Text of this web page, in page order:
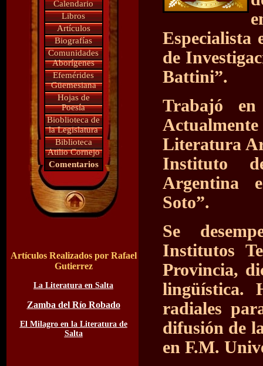
Calendario
Libros
Artículos
Biografías
Comunidades
Aborígenes
Efemérides
Güemesiana
Hojas de
Poesía
Bioblioteca de
la Legislatura
Biblioteca
Atilio Cornejo
Comentarios
Artículos Realizados por Rafael
Gutierrez
La Literatura en Salta
Zamba del Río Robado
El Milagro en la Literatura de
Salta
Especialista
de
Battini”.
Trabajó
Literatura
Instituto
Argentina
Soto”.
Se
Institutos
Provincia,
lingüística.
radiales
difusión de
en F.M.